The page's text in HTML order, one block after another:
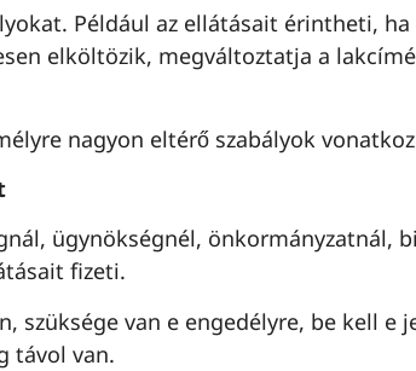
Például az ellátásait érintheti,
elköltözik, megváltoztatja a
nagyon eltérő szabályok
ügynökségnél, önkormányzatnál,
fizeti.
szüksége van e engedélyre, be kell e
távol van.